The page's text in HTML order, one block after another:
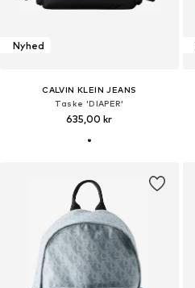
Nyhed
CALVIN KLEIN JEANS
Taske 'DIAPER'
635,00 kr